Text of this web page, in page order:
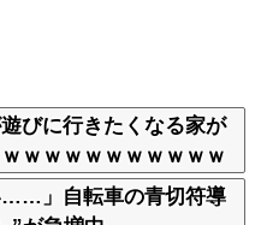
遊びに行きたくなる家が
ｗｗｗｗｗｗｗｗｗｗ
ｗｗｗｗｗｗｗ
……」自転車の青切符導